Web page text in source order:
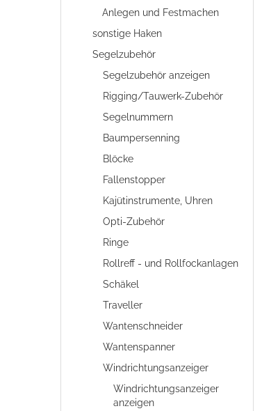
Anlegen und Festmachen
sonstige Haken
Segelzubehör
Segelzubehör anzeigen
Rigging/Tauwerk-Zubehör
Segelnummern
Baumpersenning
Blöcke
Fallenstopper
Kajütinstrumente, Uhren
Opti-Zubehör
Ringe
Rollreff - und Rollfockanlagen
Schäkel
Traveller
Wantenschneider
Wantenspanner
Windrichtungsanzeiger
Windrichtungsanzeiger
anzeigen